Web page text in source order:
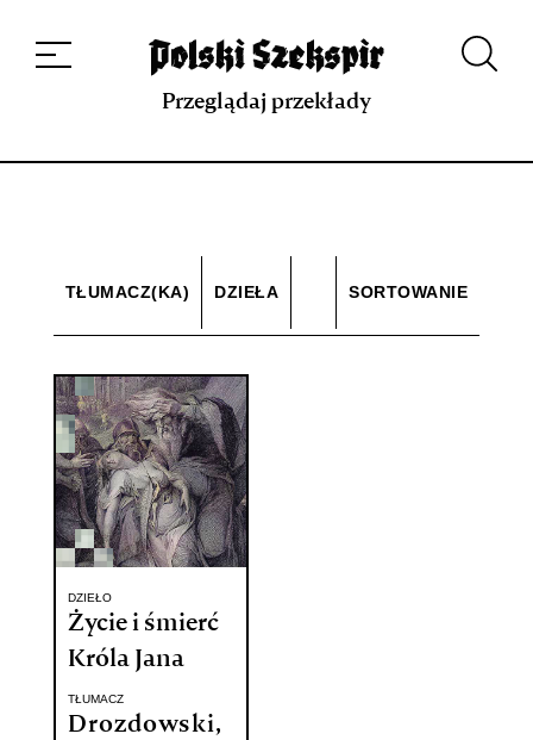
projekcie
Kontakt Indeks strony Aplikacja
Repozytorium XIX w.
Przeglądaj przekłady
TŁUMACZ(KA) DZIEŁA SORTOWANIE
DZIEŁO
Życie i śmierć
Króla Jana
TŁUMACZ
Drozdowski,